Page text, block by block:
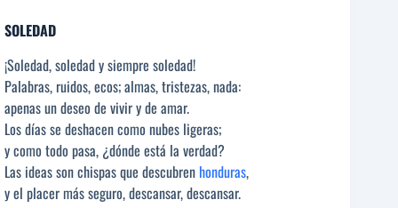
SOLEDAD
¡Soledad, soledad y siempre soledad!
Palabras, ruidos, ecos; almas, tristezas, nada:
apenas un deseo de vivir y de amar.
Los días se deshacen como nubes ligeras;
y como todo pasa, ¿dónde está la verdad?
Las ideas son chispas que descubren honduras,
y el placer más seguro, descansar, descansar.